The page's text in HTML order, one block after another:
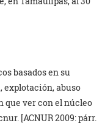
basados en su
explotación, abuso
que ver con el núcleo
[ACNUR 2009: párr.